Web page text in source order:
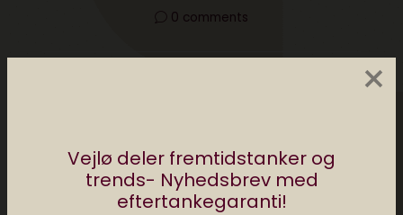
Vejlø deler fremtidstanker og
trends- Nyhedsbrev med
eftertankegaranti!
×
0 comments